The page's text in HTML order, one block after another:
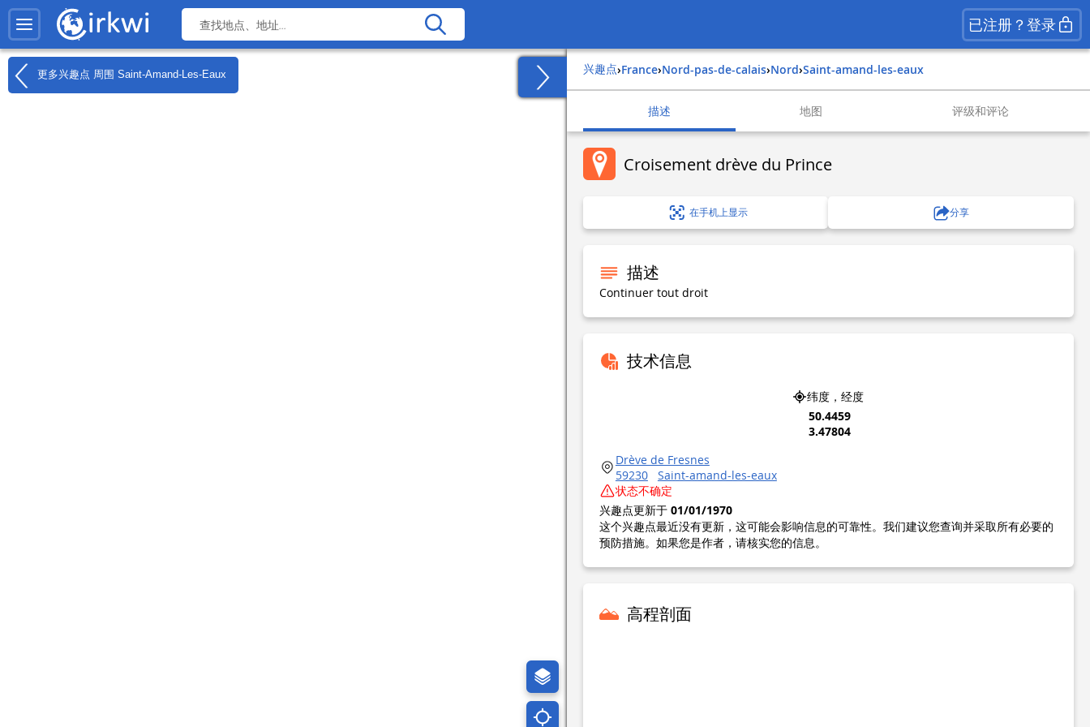
已注册？登录
更多兴趣点 周围 Saint-Amand-Les-Eaux 兴趣点› france› nord-pas-de-calais› nord› saint-amand-les-eaux
描述 地图 评级和评论
Croisement drève du Prince
在手机上显示 分享
描述
Continuer tout droit
技术信息
纬度，经度
50.4459
3.47804
Drève de Fresnes
59230
Saint-amand-les-eaux
状态不确定
兴趣点更新于 01/01/1970
这个兴趣点最近没有更新，这可能会影响信息的可靠性。我们建议您查询并采取所有必要的
预防措施。如果您是作者，请核实您的信息。
高程剖面